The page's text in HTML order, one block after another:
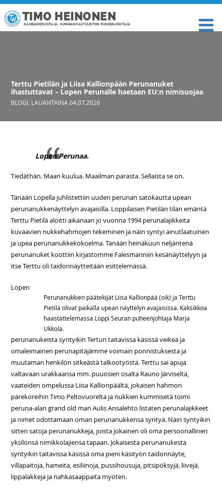
TIMO HEINONEN
KANSANEDUSTAJA, KUNNANVALTUUSTON PUHEENJOHTAJA
Terttu Pietilän ja Liisa Kallionpään Perunanuket
ihastuttavat – Lopen Perunalle haetaan EU:n nimisuojaa
BLOGI LAUANTAINA 04.07.2026
Lopen Perunaa.
Tiedäthän. Maan kuulua. Maailman parasta. Sellaista se on.
Tänään Lopella juhlistettiin uuden perunan satokautta upean
perunanukkenäyttelyn avajaisilla. Loppilaisen Pietilän tilan emäntä
Terttu Pietilä aloitti aikanaan jo vuonna 1994 perunalajikkeita
kuvaavien nukkehahmojen tekeminen ja näin syntyi ainutlaatuinen
ja upea perunanukkekokoelma. Tänään heinäkuun neljäntenä
perunanuket koottiin kirjastomme Falesmanniin kesänäyttelyyn ja
itse Terttu oli taidonnäytteitään esittelemässä.
Perunanukkien päätekijät Liisa Kallionpää (oik) ja Terttu
Pietilä olivat paikalla upean näyttelyn avajaisissa. Kaksikkoa
haastattelemassa Loppi Seuran puheenjohtaja Marja
Ukkola.
Lopen
perunanukeista syntyikin Tertun taitavissa käsissä veikeä ja
omaleimainen perunapitäjämme voimain ponnistuksesta ja
muutaman henkilön sitkeästä talkootyöstä. Terttu sai apuja
valtavaan urakkaansa mm. puuosien osalta Rauno Järviseltä,
vaateiden ompelussa Liisa Kallionpäältä, jokaisen hahmon
pärekoreihin Timo Peltovuorelta ja nukkien kummisetä toimi
peruna-alan grand old man Aulis Ansalehto listaten perunalajikkeet
ja nimet odottamaan oman perunanukkensa syntyä. Näin syntyikin
sitten satoja perunanukkeja, joista jokainen oli oma persoonallinen
yksilönsä nimikkolajiensa tapaan. Jokaisesta perunanukesta
syntyikin taitavissa käsissä oma pieni käsityön taidonnäyte,
villapaitoja, hameita, esiliinoja, pussihousuja, pitsipöksyjä, liivejä,
lippalakkeja ja nahkasaappaita myöten.